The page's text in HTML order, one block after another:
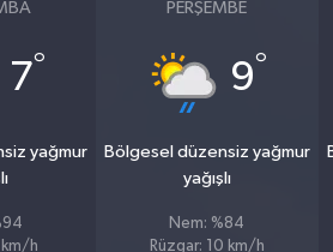
7°
yağmur
km/h
PERŞEMBE
9°
Bölgesel düzensiz yağmur
yağışlı
Nem: %84
Rüzgar: 10 km/h